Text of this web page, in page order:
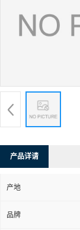
产品详请
产地
品牌